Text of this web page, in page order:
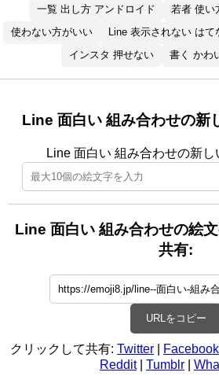
一覧 出し方 アンドロイド
若者 使
使わない方がいい
Line 表示されない はて
インスタ 押せない
書く か
Line 面白い 組み合わせの
Line 面白い 組み合わせの新
Line 面白い 組み合わせの絵文字を友達や家族と
共有:
URLをコピー
クリックして共有: Twitter Facebook
Reddit| Tumblr